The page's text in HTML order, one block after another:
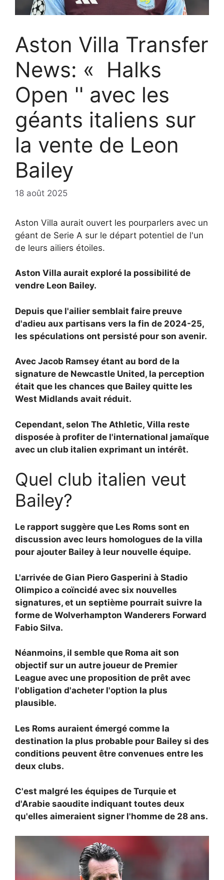
Aston Villa Transfer
News: « Halks
Open '' avec les
géants italiens sur
la vente de Leon
Bailey
18 août 2025
Aston Villa aurait ouvert les pourparlers avec un
géant de Serie A sur le départ potentiel de l'un
de leurs ailiers étoiles.
Aston Villa aurait exploré la possibilité de
vendre Leon Bailey.
Depuis que l'ailier semblait faire preuve
d'adieu aux partisans vers la fin de 2024-25,
les spéculations ont persisté pour son avenir.
Avec Jacob Ramsey étant au bord de la
signature de Newcastle United, la perception
était que les chances que Bailey quitte les
West Midlands avait réduit.
Cependant, selon The Athletic, Villa reste
disposée à profiter de l'international jamaïque
avec un club italien exprimant un intérêt.
Quel club italien veut
Bailey?
Le rapport suggère que Les Roms sont en
discussion avec leurs homologues de la villa
pour ajouter Bailey à leur nouvelle équipe.
L'arrivée de Gian Piero Gasperini à Stadio
Olimpico a coïncidé avec six nouvelles
signatures, et un septième pourrait suivre la
forme de Wolverhampton Wanderers Forward
Fabio Silva.
Néanmoins, il semble que Roma ait son
objectif sur un autre joueur de Premier
League avec une proposition de prêt avec
l'obligation d'acheter l'option la plus
plausible.
Les Roms auraient émergé comme la
destination la plus probable pour Bailey si des
conditions peuvent être convenues entre les
deux clubs.
C'est malgré les équipes de Turquie et
d'Arabie saoudite indiquant toutes deux
qu'elles aimeraient signer l'homme de 28 ans.